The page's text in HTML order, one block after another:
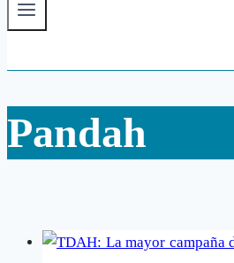
Pandah